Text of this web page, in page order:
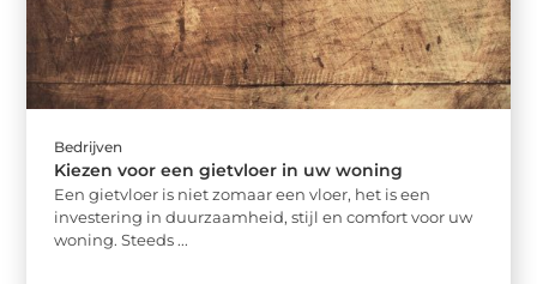
Bedrijven
Kiezen voor een gietvloer in uw woning
Een gietvloer is niet zomaar een vloer, het is een
investering in duurzaamheid, stijl en comfort voor uw
woning. Steeds ...